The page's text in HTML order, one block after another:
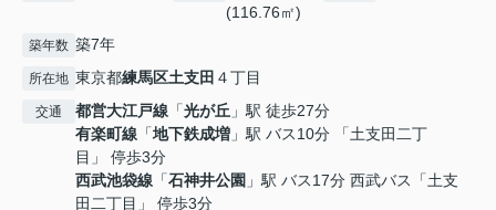
(116.76㎡)
築年数 築7年
所在地 東京都練馬区土支田 ４丁目
交通 都営大江戸線 「光が丘 」駅 徒歩27分
有楽町線 「地下鉄成増 」駅 バス10分 「土支田二丁
目」 停歩3分
西武池袋線 「石神井公園 」駅 バス17分 西武バス「土支
田二丁目」 停歩3分